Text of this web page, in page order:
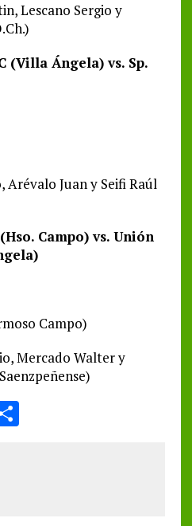
Lescano Sergio y
(Villa Ángela) vs. Sp.
Juan y Seifi Raúl
Campo) vs. Unión
Campo)
Mercado Walter y
S